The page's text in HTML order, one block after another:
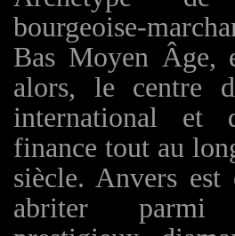
bourgeoise-
Bas Moyen Âge,
alors, le centre
international et
finance tout au
siècle. Anvers est
abriter